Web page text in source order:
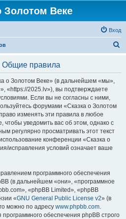
Золотом Веке
Вход
Общие правила
о Золотом Веке» (в дальнейшем «мы»,
«https://2025.lv»), вы подтверждаете
Если вы не согласны с ними,
форумами «Сказка о Золотом
изменять эти правила в любое
чтобы уведомить вас об этом, однако с
регулярно просматривать этот текст
конференции «Сказка о
исправления условий означает ваше
программного обеспечения
(в дальнейшем «они», «программное
«phpBB Limited», «phpBB
«GNU General Public License v2» (в
можно по адресу www.phpbb.com.
обеспечения phpBB строго